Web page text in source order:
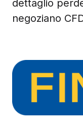
dettaglio
negoziano